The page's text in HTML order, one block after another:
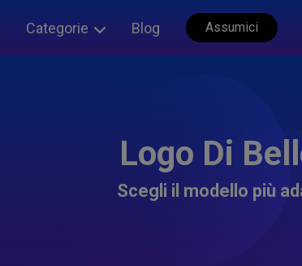
Categorie Blog Assumici
Logo Di
Scegli il modello più